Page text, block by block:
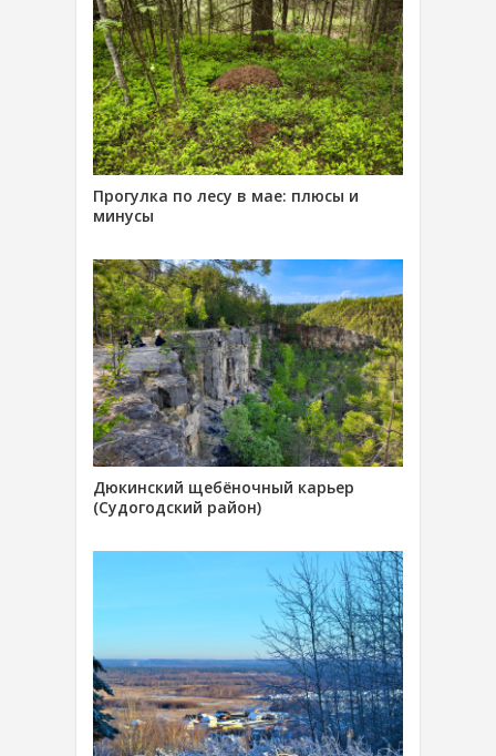
Прогулка по лесу в мае: плюсы и
минусы
Дюкинский щебёночный карьер
(Судогодский район)